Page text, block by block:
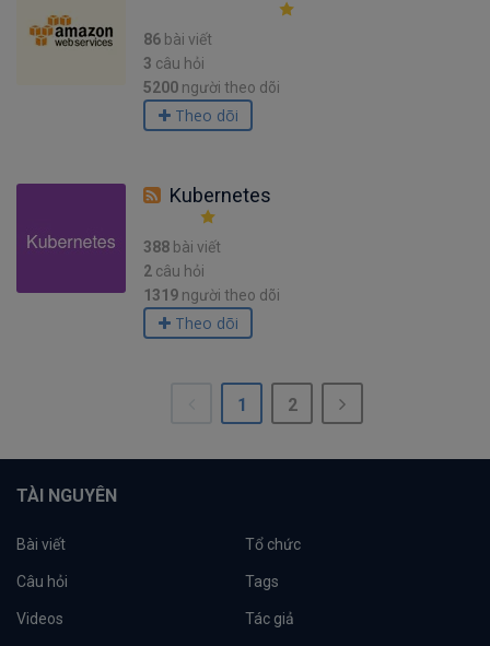
86 bài viết
3 câu hỏi
5200 người theo dõi
Theo dõi
Kubernetes
388 bài viết
2 câu hỏi
1319 người theo dõi
Theo dõi
1 2
TÀI NGUYÊN
Bài viết Tổ chức
Câu hỏi Tags
Videos Tác giả